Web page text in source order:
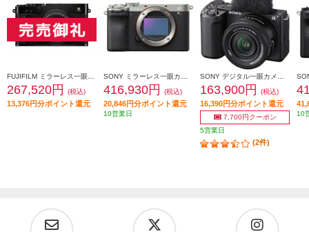
267,520円 (税込)
13,376円分ポイント還元
416,930円 (税込)
20,846円分ポイント還元
10営業日
163,900円 (税込)
16,390円分ポイント還元
7,700円クーポン
5営業日
(2件)
10